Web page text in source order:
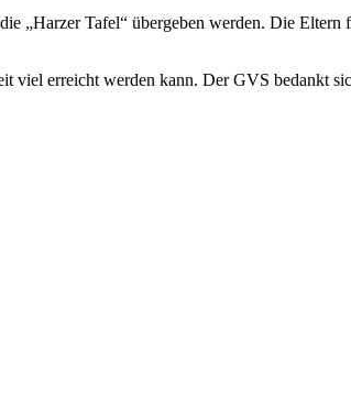
„Harzer Tafel“ übergeben werden. Die
erreicht werden kann. Der GVS bedankt